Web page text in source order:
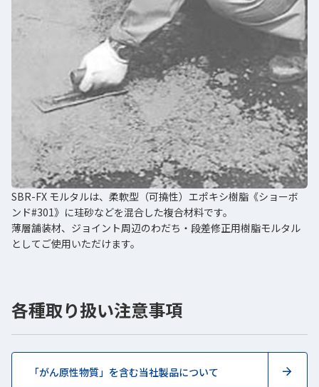
SBR-FX モルタルは、柔軟型（可撓性）エポキシ樹脂《ショーボ
ンド#301》に珪砂などを混合した複合材料です。
薄層舗装材、ジョイント周辺のわだち・段差修正用樹脂モルタル
としてご使用いただけます。
各種取り扱い注意事項
「がん原性物質」を含む当社製品について